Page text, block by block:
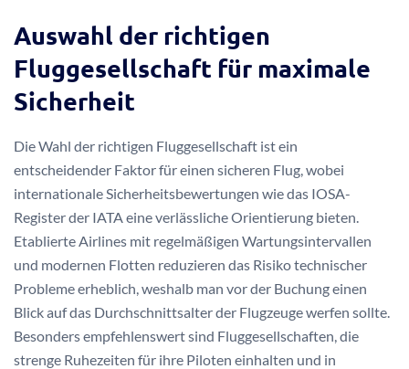
Auswahl der richtigen
Fluggesellschaft für maximale
Sicherheit
Die Wahl der richtigen Fluggesellschaft ist ein
entscheidender Faktor für einen sicheren Flug, wobei
internationale Sicherheitsbewertungen wie das IOSA-
Register der IATA eine verlässliche Orientierung bieten.
Etablierte Airlines mit regelmäßigen Wartungsintervallen
und modernen Flotten reduzieren das Risiko technischer
Probleme erheblich, weshalb man vor der Buchung einen
Blick auf das Durchschnittsalter der Flugzeuge werfen sollte.
Besonders empfehlenswert sind Fluggesellschaften, die
strenge Ruhezeiten für ihre Piloten einhalten und in